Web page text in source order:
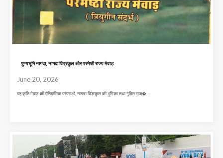
पुण्यभूमि नागदा, नागदा विप्रकुल और परमेष्ठी राज्य मेवाड़
June 20, 2026
यह कृति मेवाड़ की ऐतिहासिक परंपराओं, नागदा विप्रकुल की भूमिका तथा गुहिल राज्� ...